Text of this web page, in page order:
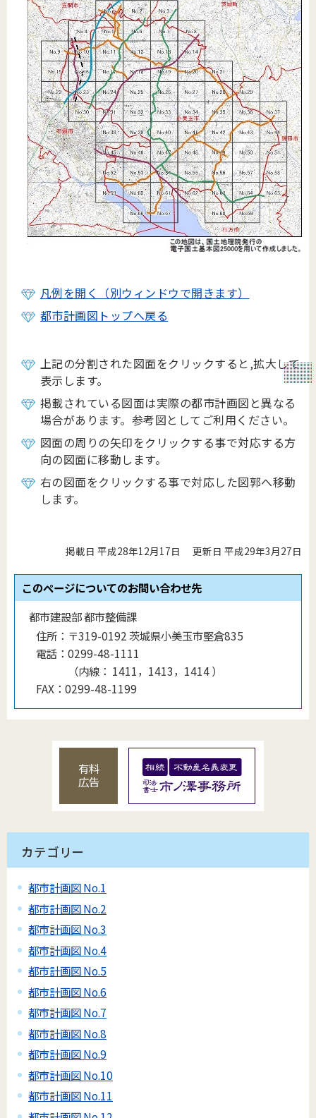
凡例を開く（別ウィンドウで開きます）
都市計画図トップへ戻る
上記の分割された図面をクリックすると,拡大して
表示します。
掲載されている図面は実際の都市計画図と異なる
場合があります。参考図としてご利用ください。
図面の周りの矢印をクリックする事で対応する方
向の図面に移動します。
右の図面をクリックする事で対応した図郭へ移動
します。
掲載日 平成28年12月17日 更新日 平成29年3月27日
このページについてのお問い合わせ先
都市建設部 都市整備課
住所： 〒319-0192 茨城県小美玉市堅倉835
電話： 0299-48-1111
（内線 ： 1411，1413，1414）
FAX： 0299-48-1199
有料
広告
カテゴリー
都市計画図 No.1
都市計画図 No.2
都市計画図 No.3
都市計画図 No.4
都市計画図 No.5
都市計画図 No.6
都市計画図 No.7
都市計画図 No.8
都市計画図 No.9
都市計画図 No.10
都市計画図 No.11